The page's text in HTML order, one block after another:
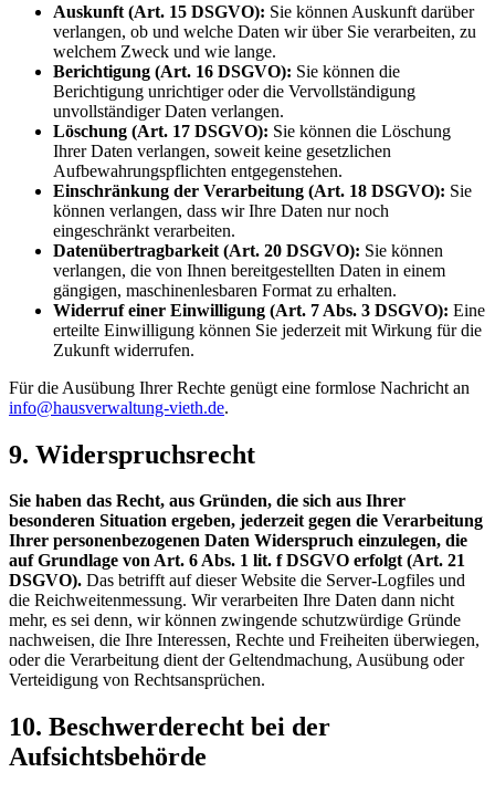
Auskunft (Art. 15 DSGVO): Sie können Auskunft darüber
verlangen, ob und welche Daten wir über Sie verarbeiten, zu
welchem Zweck und wie lange.
Berichtigung (Art. 16 DSGVO): Sie können die
Berichtigung unrichtiger oder die Vervollständigung
unvollständiger Daten verlangen.
Löschung (Art. 17 DSGVO): Sie können die Löschung
Ihrer Daten verlangen, soweit keine gesetzlichen
Aufbewahrungspflichten entgegenstehen.
Einschränkung der Verarbeitung (Art. 18 DSGVO): Sie
können verlangen, dass wir Ihre Daten nur noch
eingeschränkt verarbeiten.
Datenübertragbarkeit (Art. 20 DSGVO): Sie können
verlangen, die von Ihnen bereitgestellten Daten in einem
gängigen, maschinenlesbaren Format zu erhalten.
Widerruf einer Einwilligung (Art. 7 Abs. 3 DSGVO): Eine
erteilte Einwilligung können Sie jederzeit mit Wirkung für die
Zukunft widerrufen.
Für die Ausübung Ihrer Rechte genügt eine formlose Nachricht an
info@hausverwaltung-vieth.de.
9. Widerspruchsrecht
Sie haben das Recht, aus Gründen, die sich aus Ihrer
besonderen Situation ergeben, jederzeit gegen die Verarbeitung
Ihrer personenbezogenen Daten Widerspruch einzulegen, die
auf Grundlage von Art. 6 Abs. 1 lit. f DSGVO erfolgt (Art. 21
DSGVO). Das betrifft auf dieser Website die Server-Logfiles und
die Reichweitenmessung. Wir verarbeiten Ihre Daten dann nicht
mehr, es sei denn, wir können zwingende schutzwürdige Gründe
nachweisen, die Ihre Interessen, Rechte und Freiheiten überwiegen,
oder die Verarbeitung dient der Geltendmachung, Ausübung oder
Verteidigung von Rechtsansprüchen.
10. Beschwerderecht bei der
Aufsichtsbehörde